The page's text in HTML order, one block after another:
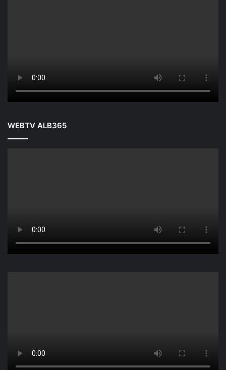
WEBTV ALB365